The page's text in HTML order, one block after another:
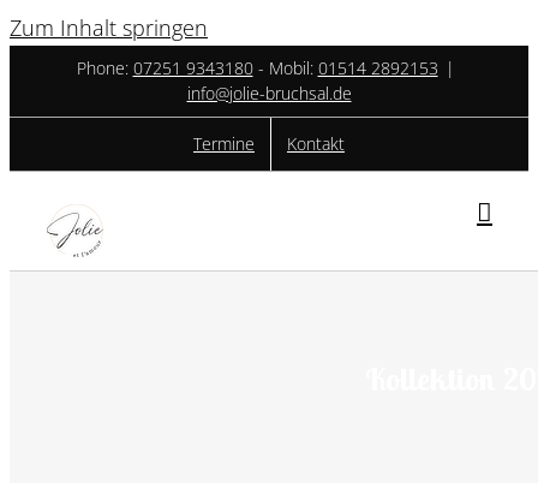
Zum Inhalt springen
Phone: 07251 9343180- ‎Mobil: 01514 2892153 |
info@jolie-bruchsal.de
Termine Kontakt